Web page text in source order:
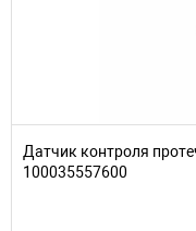
Датчик контроля
100035557600